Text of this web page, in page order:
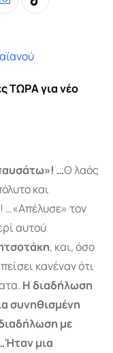
ShareTiktok
ΤΩΡΑγια νέο
…Ο λαός
και
…«Απέλυσε» τον
αυτού
, και, όσο
κανέναν ότι
Η διαδήλωση
συνηθισμένη
με
μια